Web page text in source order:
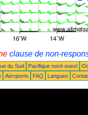
clause de non-
du Sud Pacifique nord-ouest
Aéroports FAQ Langues